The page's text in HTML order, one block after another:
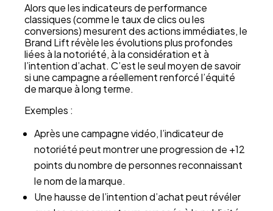
Alors que les indicateurs de performance
classiques (comme le taux de clics ou les
conversions) mesurent des actions immédiates, le
Brand Lift révèle les évolutions plus profondes
liées à la notoriété, à la considération et à
l’intention d’achat. C’est le seul moyen de savoir
si une campagne a réellement renforcé l’équité
de marque à long terme.
Exemples :
Après une campagne vidéo, l’indicateur de
notoriété peut montrer une progression de +12
points du nombre de personnes reconnaissant
le nom de la marque.
Une hausse de l’intention d’achat peut révéler